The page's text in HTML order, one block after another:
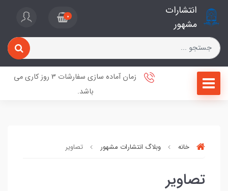
انتشارات
مشهور
0
زمان آماده سازی سفارشات 3 روز کاری می
باشد.
خانه وبلاگ انتشارات مشهور تصاویر
تصاویر